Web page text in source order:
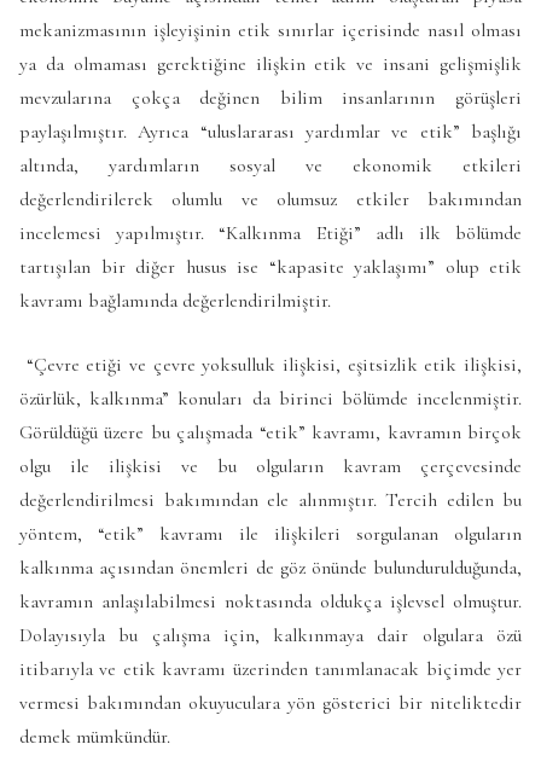
mekanizmasının işleyişinin etik sınırlar içerisinde nasıl olması
ya da olmaması gerektiğine ilişkin etik ve insani gelişmişlik
mevzularına çokça değinen bilim insanlarının görüşleri
paylaşılmıştır. Ayrıca “uluslararası yardımlar ve etik” başlığı
altında, yardımların sosyal ve ekonomik etkileri
değerlendirilerek olumlu ve olumsuz etkiler bakımından
incelemesi yapılmıştır. “Kalkınma Etiği” adlı ilk bölümde
tartışılan bir diğer husus ise “kapasite yaklaşımı” olup etik
kavramı bağlamında değerlendirilmiştir.
“Çevre etiği ve çevre yoksulluk ilişkisi, eşitsizlik etik ilişkisi,
özürlük, kalkınma” konuları da birinci bölümde incelenmiştir.
Görüldüğü üzere bu çalışmada “etik” kavramı, kavramın birçok
olgu ile ilişkisi ve bu olguların kavram çerçevesinde
değerlendirilmesi bakımından ele alınmıştır. Tercih edilen bu
yöntem, “etik” kavramı ile ilişkileri sorgulanan olguların
kalkınma açısından önemleri de göz önünde bulundurulduğunda,
kavramın anlaşılabilmesi noktasında oldukça işlevsel olmuştur.
Dolayısıyla bu çalışma için, kalkınmaya dair olgulara özü
itibarıyla ve etik kavramı üzerinden tanımlanacak biçimde yer
vermesi bakımından okuyuculara yön gösterici bir niteliktedir
demek mümkündür.